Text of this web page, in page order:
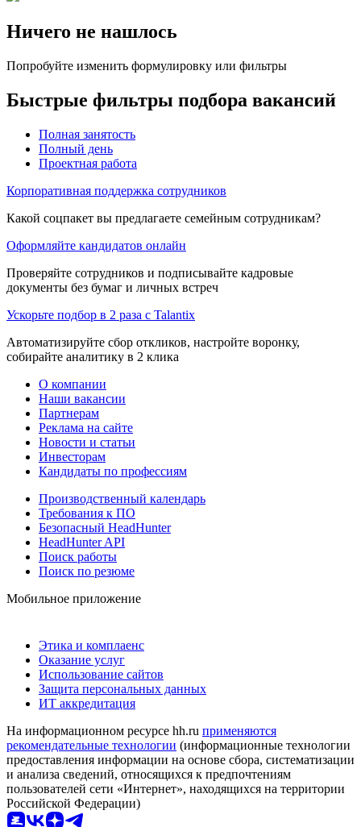
Ничего не нашлось
Попробуйте изменить формулировку или фильтры
Быстрые фильтры подбора вакансий
Полная занятость
Полный день
Проектная работа
Корпоративная поддержка сотрудников
Какой соцпакет вы предлагаете семейным сотрудникам?
Оформляйте кандидатов онлайн
Проверяйте сотрудников и подписывайте кадровые
документы без бумаг и личных встреч
Ускорьте подбор в 2 раза с Talantix
Автоматизируйте сбор откликов, настройте воронку,
собирайте аналитику в 2 клика
О компании
Наши вакансии
Партнерам
Реклама на сайте
Новости и статьи
Инвесторам
Кандидаты по профессиям
Производственный календарь
Требования к ПО
Безопасный HeadHunter
HeadHunter API
Поиск работы
Поиск по резюме
Мобильное приложение
Этика и комплаенс
Оказание услуг
Использование сайтов
Защита персональных данных
ИТ аккредитация
На информационном ресурсе hh.ru применяются
рекомендательные технологии (информационные технологии
предоставления информации на основе сбора, систематизации
и анализа сведений, относящихся к предпочтениям
пользователей сети «Интернет», находящихся на территории
Российской Федерации)